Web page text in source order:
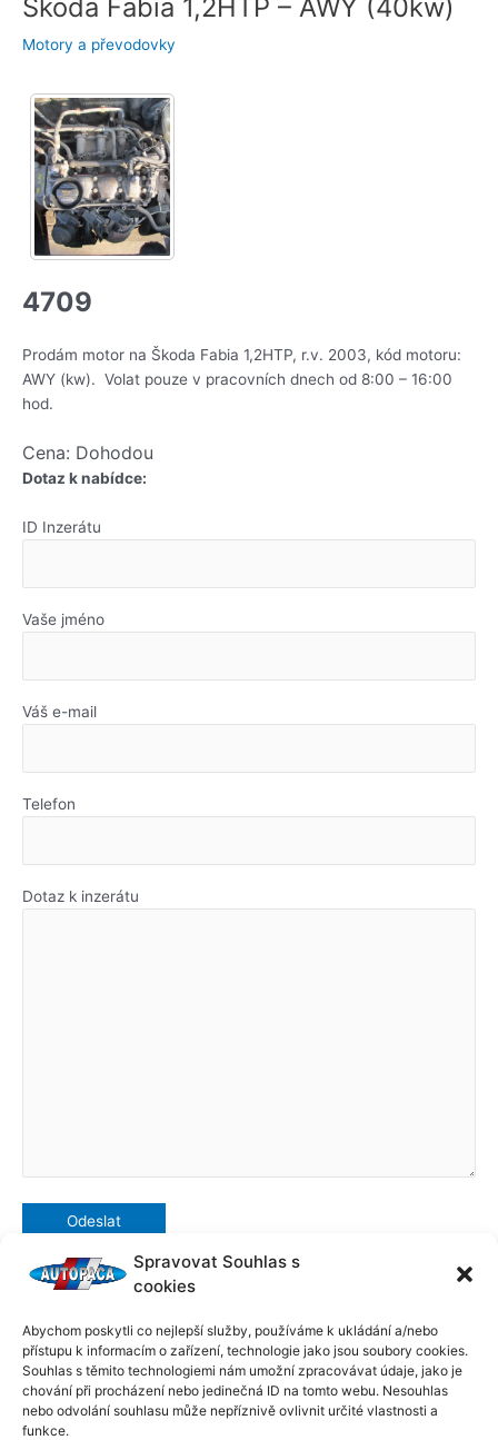
Spravovat Souhlas s
cookies
Abychom poskytli co nejlepší služby, používáme k ukládání a/nebo
přístupu k informacím o zařízení, technologie jako jsou soubory cookies.
Souhlas s těmito technologiemi nám umožní zpracovávat údaje, jako je
chování při procházení nebo jedinečná ID na tomto webu. Nesouhlas
nebo odvolání souhlasu může nepříznivě ovlivnit určité vlastnosti a
funkce.
Škoda Fabia 1,2HTP – AWY (40kw)
Motory a převodovky
4709
Prodám motor na Škoda Fabia 1,2HTP, r.v. 2003, kód motoru:
AWY (kw). Volat pouze v pracovních dnech od 8:00 – 16:00
hod.
Cena: Dohodou
Dotaz k nabídce:
ID Inzerátu
Vaše jméno
Váš e-mail
Telefon
Dotaz k inzerátu
←Předchozí Příspěvek Další Příspěvek→
Značky vozidel